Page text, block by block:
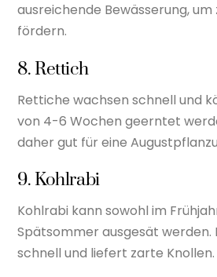
ausreichende Bewässerung,
fördern.
8. Rettich
Rettiche wachsen schnell und
von 4-6 Wochen geerntet
daher gut für eine
9. Kohlrabi
Kohlrabi kann sowohl im
Spätsommer ausgesät werden.
schnell und liefert zarte Knollen.